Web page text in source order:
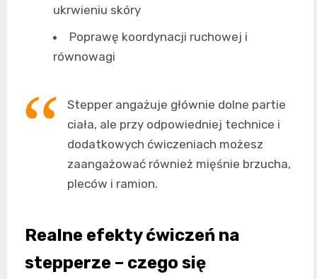
ukrwieniu skóry
Poprawę koordynacji ruchowej i
równowagi
Stepper angażuje głównie dolne partie
ciała, ale przy odpowiedniej technice i
dodatkowych ćwiczeniach możesz
zaangażować również mięśnie brzucha,
pleców i ramion.
Realne efekty ćwiczeń na
stepperze – czego się